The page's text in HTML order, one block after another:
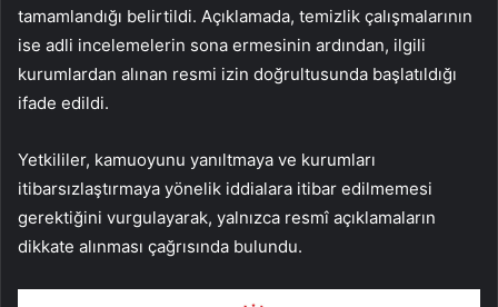
tamamlandığı belirtildi. Açıklamada, temizlik çalışmalarının
ise adli incelemelerin sona ermesinin ardından, ilgili
kurumlardan alınan resmi izin doğrultusunda başlatıldığı
ifade edildi.
Yetkililer, kamuoyunu yanıltmaya ve kurumları
itibarsızlaştırmaya yönelik iddialara itibar edilmemesi
gerektiğini vurgulayarak, yalnızca resmî açıklamaların
dikkate alınması çağrısında bulundu.